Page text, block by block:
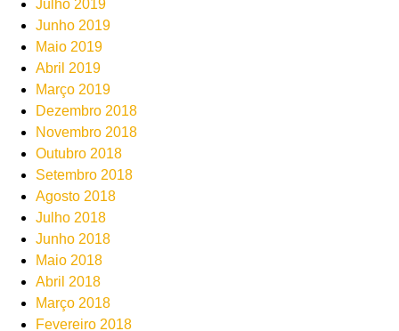
Julho 2019
Junho 2019
Maio 2019
Abril 2019
Março 2019
Dezembro 2018
Novembro 2018
Outubro 2018
Setembro 2018
Agosto 2018
Julho 2018
Junho 2018
Maio 2018
Abril 2018
Março 2018
Fevereiro 2018